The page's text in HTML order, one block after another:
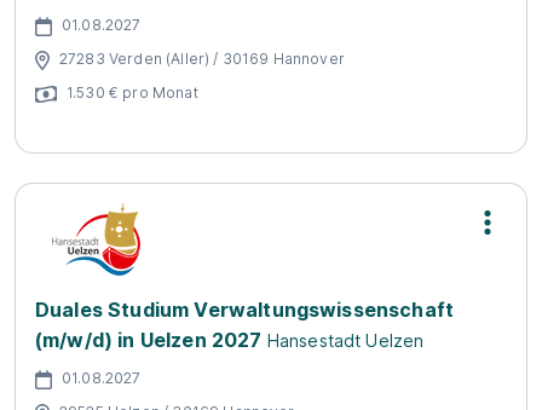
01.08.2027
27283 Verden (Aller) / 30169 Hannover
1.530 € pro Monat
Duales Studium Verwaltungswissenschaft
(m/w/d) in Uelzen 2027 Hansestadt Uelzen
01.08.2027